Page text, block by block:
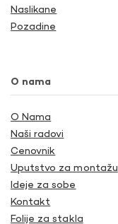
Naslikane
Pozadine
O nama
O Nama
Naši radovi
Cenovnik
Uputstvo za montažu
Ideje za sobe
Kontakt
Folije za stakla